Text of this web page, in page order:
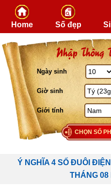
Home Số đẹp
Nhập Thông
Ngày sinh
Giờ sinh
Giới tính
CHỌN SỐ
Ý NGHĨA 4 SỐ ĐUÔI
THÁNG 08